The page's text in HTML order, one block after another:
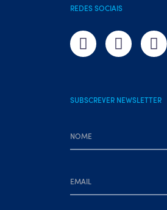
REDES SOCIAIS
SUBSCREVER NEWSLETTER